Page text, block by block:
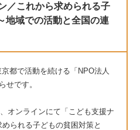
／これから求められる子
地域での活動と全国の連
都で活動を続ける「NPO法人
せです。
オンラインにて「こども支援ナ
られる子どもの貧困対策と